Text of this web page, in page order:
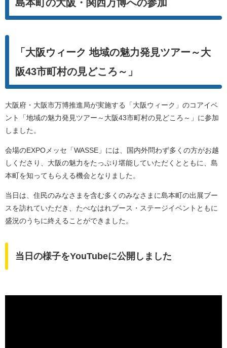
島本町の大阪・関西万博への参加
「大阪ウィーク 地域の魅力発見ツアー～大
阪43市町村の見どころ～」
大阪府・大阪市万博推進局が実施する「大阪ウィーク」のコアイベ
ント「地域の魅力発見ツアー～大阪43市町村の見どころ～」に参加
しました。
会場のEXPOメッセ「WASSE」には、国内外問わず多くの方がお越
しくださり、大阪の魅力をたっぷり堪能していただくとともに、島
本町を知ってもらえる機会となりました。
当日は、住民のみなさまを含む多くのみなさまに島本町の出展ブー
スを訪れていただき、たべなはれブース・ステージイベントともに
盛況のうちに終えることができました。
当日の様子をYouTubeに公開しました